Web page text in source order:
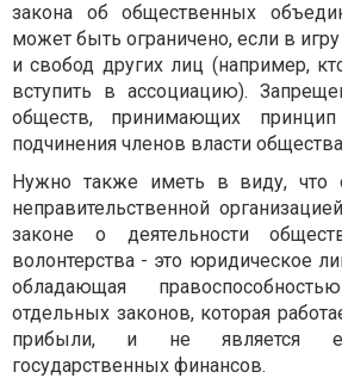
закона об общественных
может быть ограничено, если в
и свобод других лиц (например,
вступить в ассоциацию).
обществ, принимающих принцип
подчинения членов власти
Нужно также иметь в виду, что
неправительственной
законе о деятельности
волонтерства - это юридическое
обладающая
отдельных законов, которая
прибыли, и не является
государственных финансов.